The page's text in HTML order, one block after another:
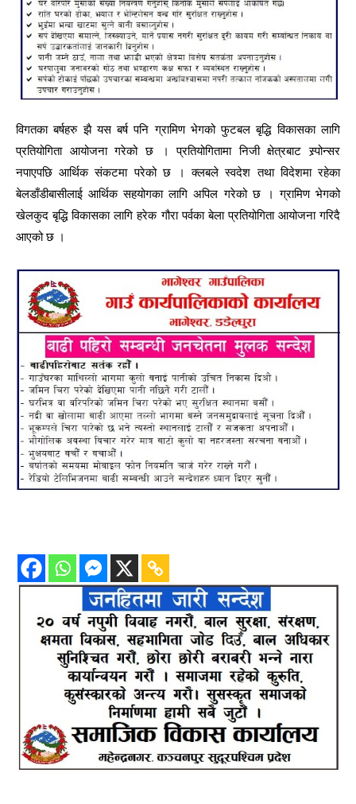
विगतका बर्षहरु झै यस बर्ष पनि ग्रामिण भेगको फुटबल बृद्धि विकासका लागि
प्रतियोगिता आयोजना गरेको छ । प्रतियोगितामा निजी क्षेत्रबाट स्र्पोन्सर
नपाएपछि आर्थिक संकटमा परेको छ । क्लबले स्वदेश तथा विदेशमा रहेका
बेलडाँडीबासीलाई आर्थिक सहयोगका लागि अपिल गरेको छ । ग्रामिण भेगको
खेलकुद बृद्धि विकासका लागि हरेक गौरा पर्वका बेला प्रतियोगिता आयोजना गरिदै
आएको छ ।